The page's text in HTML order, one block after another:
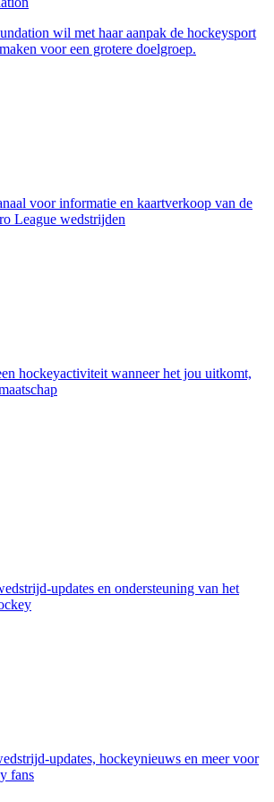
wil met haar aanpak de hockeysport
voor een grotere doelgroep.
voor informatie en kaartverkoop van de
League wedstrijden
hockeyactiviteit wanneer het jou uitkomt,
updates en ondersteuning van het
updates, hockeynieuws en meer voor
fans